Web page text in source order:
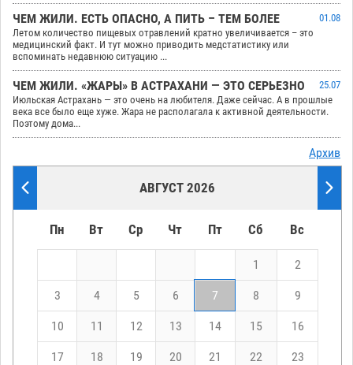
ЧЕМ ЖИЛИ. ЕСТЬ ОПАСНО, А ПИТЬ – ТЕМ БОЛЕЕ
01.08
Летом количество пищевых отравлений кратно увеличивается – это
медицинский факт. И тут можно приводить медстатистику или
вспоминать недавнюю ситуацию ...
ЧЕМ ЖИЛИ. «ЖАРЫ» В АСТРАХАНИ — ЭТО СЕРЬЕЗНО
25.07
Июльская Астрахань — это очень на любителя. Даже сейчас. А в прошлые
века все было еще хуже. Жара не располагала к активной деятельности.
Поэтому дома...
Архив
АВГУСТ 2026
Пн Вт Ср Чт Пт Сб Вс
1 2
3 4 5 6 7 8 9
10 11 12 13 14 15 16
17 18 19 20 21 22 23